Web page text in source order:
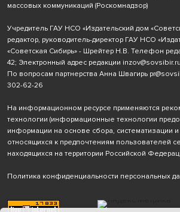
массовых коммуникаций (Роскомнадзор)
Учредитель ГАУ НСО «Издательский дом
редактор, руководитель-директор ГАУ НСО
«Советская Сибирь» - Шрейтер Н.В. Телефон
42; Электронный адрес редакции inzov@sovsibir.ru
По вопросам партнерства Анна Швагирь
302-62-26
На информационном ресурсе применяются
технологии (информационные технологии
информации на основе сбора, систематизации
относящихся к предпочтениям пользователей
находящихся на территории Российской
Политика конфиденциальности персональных